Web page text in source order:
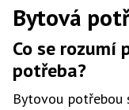
Bytová
Co se rozumí
potřeba?
Bytovou potřebou